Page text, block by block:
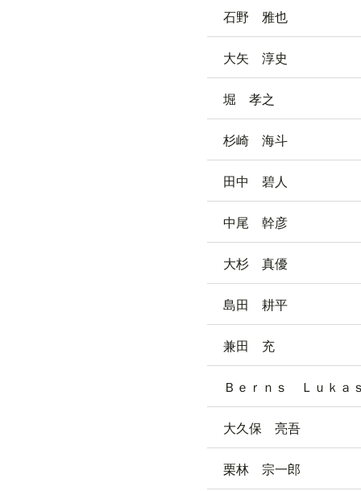
石野 雅也
大矢 淳史
堀 孝之
杉崎 海斗
田中 碧人
中尾 幹彦
大杉 真優
島田 耕平
兼田 充
Ｂｅｒｎｓ Ｌｕｋａ
大久保 亮吾
栗林 宗一郎